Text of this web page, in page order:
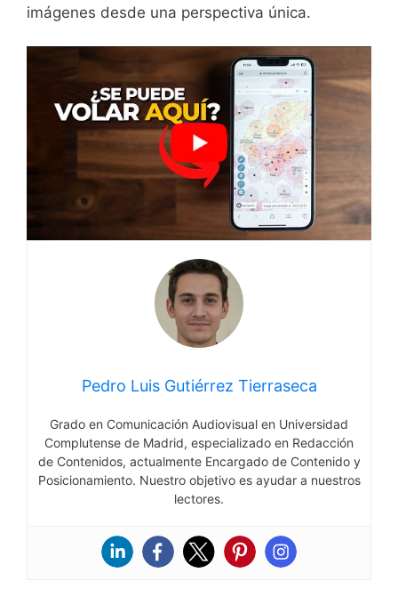
imágenes desde una perspectiva⁣ única.
Pedro Luis Gutiérrez Tierraseca
Grado en Comunicación Audiovisual en Universidad
Complutense de Madrid, especializado en Redacción
de Contenidos, actualmente Encargado de Contenido y
Posicionamiento. Nuestro objetivo es ayudar a nuestros
lectores.